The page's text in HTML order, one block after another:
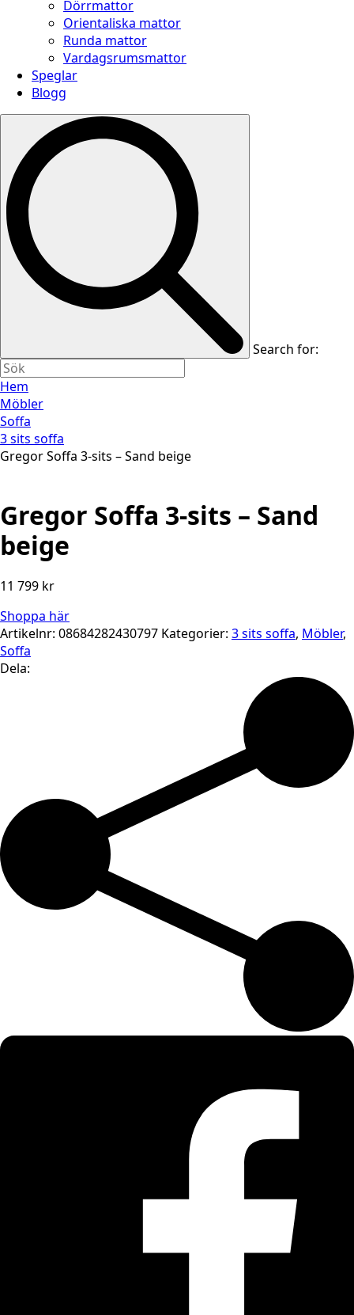
Dörrmattor
Orientaliska mattor
Runda mattor
Vardagsrumsmattor
Speglar
Blogg
Search for:
Hem
Möbler
Soffa
3 sits soffa
Gregor Soffa 3-sits – Sand beige
Gregor Soffa 3-sits – Sand
beige
11 799 kr
Shoppa här
Artikelnr: 08684282430797 Kategorier: 3 sits soffa, Möbler,
Soffa
Dela: